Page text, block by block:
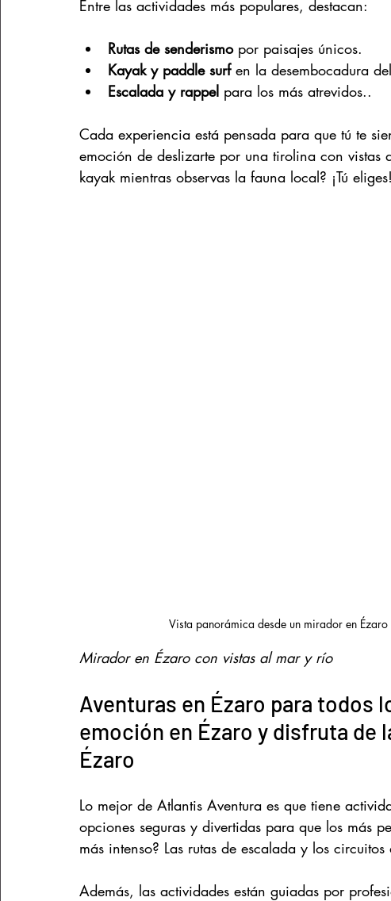
Entre las actividades más populares, destacan:
Rutas de senderismo por paisajes únicos.
Kayak y paddle surf en la desembocadura
Escalada y rappel para los más atrevidos..
Cada experiencia está pensada para que tú te
emoción de deslizarte por una tirolina con vistas
kayak mientras observas la fauna local? ¡Tú eliges!
Vista panorámica desde un mirador en
Mirador en Ézaro con vistas al mar y río
Aventuras en Ézaro para todos
emoción en Ézaro y disfruta de
Ézaro
Lo mejor de Atlantis Aventura es que tiene
opciones seguras y divertidas para que los más
más intenso? Las rutas de escalada y los
Además, las actividades están guiadas por